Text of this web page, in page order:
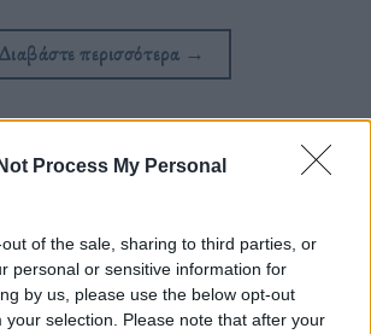
Process My Personal
of the sale, sharing to third parties, or
personal or sensitive information for
by us, please use the below opt-out
your selection. Please note that after your
Διαβάστε περισσότερα →
| TaggedΓαστρονομία,Ελβετία Προϊόντα ,